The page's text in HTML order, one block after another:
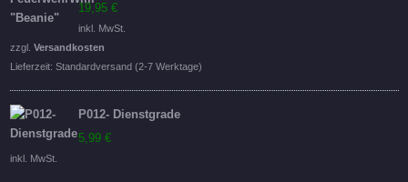
19,95 €
inkl. MwSt.
zzgl. Versandkosten
Lieferzeit: Standardversand (2-7 Werktage)
P012- Dienstgrade
5,99 €
inkl. MwSt.